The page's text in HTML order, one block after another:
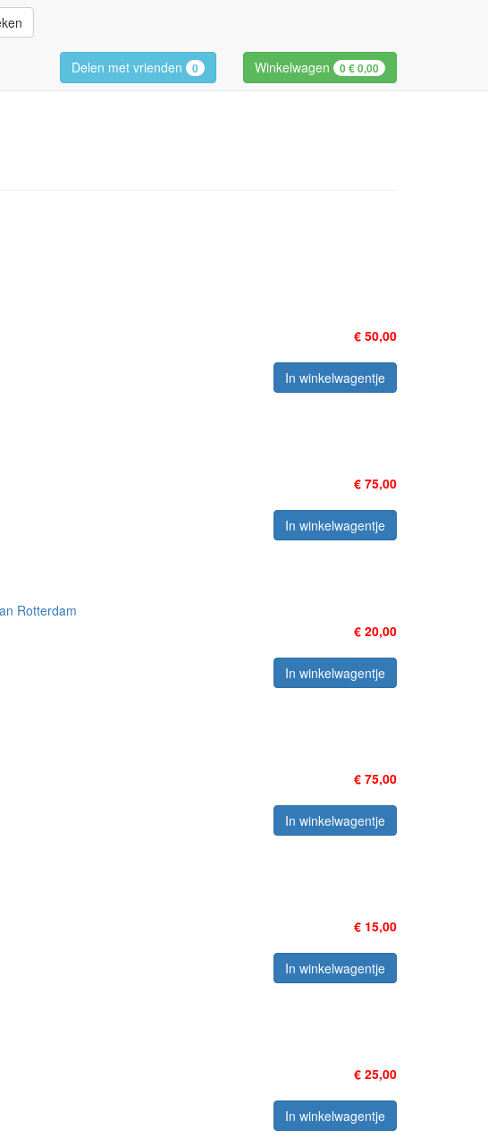
Delen met vrienden 0 Winkelwagen 0€ 0,00
€ 50,00
In winkelwagentje
€ 75,00
In winkelwagentje
Rotterdam
€ 20,00
In winkelwagentje
€ 75,00
In winkelwagentje
€ 15,00
In winkelwagentje
€ 25,00
In winkelwagentje